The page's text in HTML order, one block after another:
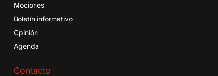
Mociones
Boletín informativo
Opinión
Agenda
Contacto